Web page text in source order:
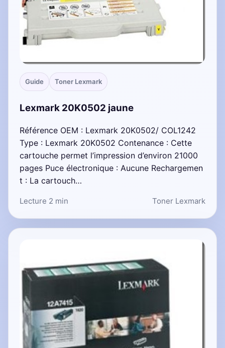
Guide Toner Lexmark
Lexmark 20K0502 jaune
Référence OEM : Lexmark 20K0502/ COL1242
Type : Lexmark 20K0502 Contenance : Cette
cartouche permet l’impression d’environ 21000
pages Puce électronique : Aucune Rechargemen
t : La cartouch…
Lecture 2 min Toner Lexmark